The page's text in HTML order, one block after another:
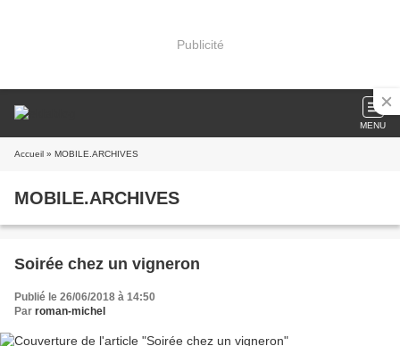
Publicité
MENU
Accueil » MOBILE.ARCHIVES
MOBILE.ARCHIVES
Soirée chez un vigneron
Publié le 26/06/2018 à 14:50
Par roman-michel